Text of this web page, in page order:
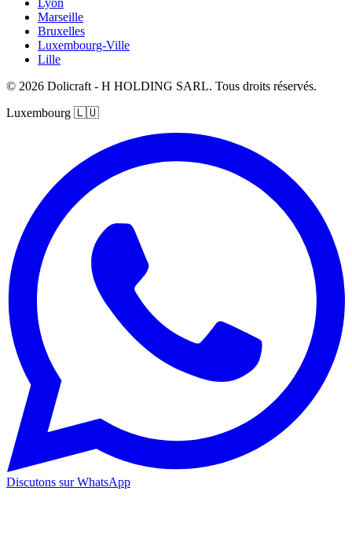
Marseille
Bruxelles
Luxembourg-Ville
Lille
© 2026 Dolicraft - H HOLDING SARL. Tous droits réservés.
Luxembourg 🇱🇺
Discutons sur WhatsApp